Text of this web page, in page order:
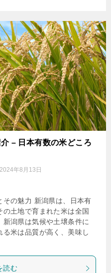
– 日本有数の米どころ
2024年8月13日
その魅力 新潟県は、日本有
土地で育まれた米は全国
潟県は気候や土壌条件に
米は品質が高く、美味し
読む